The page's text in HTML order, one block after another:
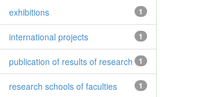
1
exhibitions
1
international projects
1
publication of results of research
1
research schools of faculties